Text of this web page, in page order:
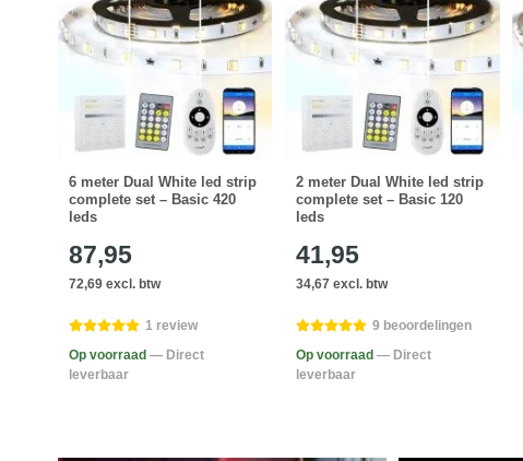
6 meter Dual White led strip
complete set – Basic 420
leds
87,95
72,69 excl. btw
1 review
Op voorraad — Direct
leverbaar
2 meter Dual White led strip
complete set – Basic 120
leds
41,95
34,67 excl. btw
9 beoordelingen
Op voorraad — Direct
leverbaar